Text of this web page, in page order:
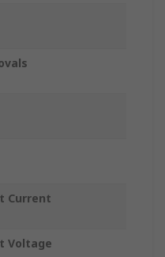
Current
Voltage